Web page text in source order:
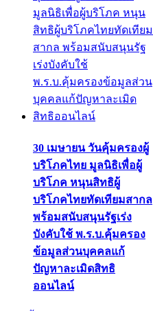
30 เมษายน วันคุ้มครองผู้
บริโภคไทย มูลนิธิเพื่อผู้
บริโภค หนุนสิทธิผู้
บริโภคไทยทัดเทียมสากล
พร้อมสนับสนุนรัฐเร่ง
บังคับใช้ พ.ร.บ.คุ้มครอง
ข้อมูลส่วนบุคคลแก้
ปัญหาละเมิดสิทธิ
ออนไลน์